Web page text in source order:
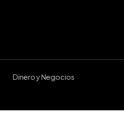
Dinero y Negocios